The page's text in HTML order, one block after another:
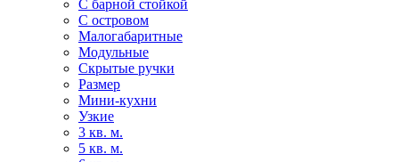
С барной стойкой
С островом
Малогабаритные
Модульные
Скрытые ручки
Размер
Мини-кухни
Узкие
3 кв. м.
5 кв. м.